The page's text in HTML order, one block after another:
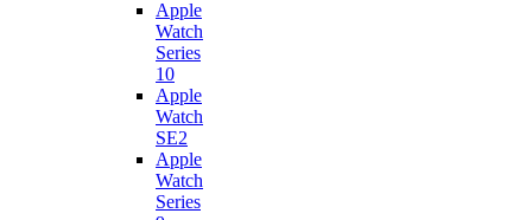
Apple
Watch
Series
10
Apple
Watch
SE2
Apple
Watch
Series